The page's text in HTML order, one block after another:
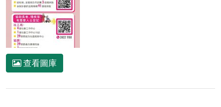
查看圖庫